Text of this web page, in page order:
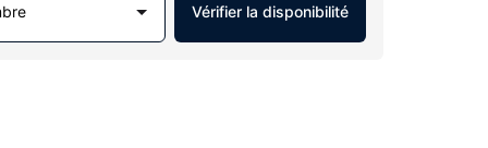
Vérifier la disponibilité